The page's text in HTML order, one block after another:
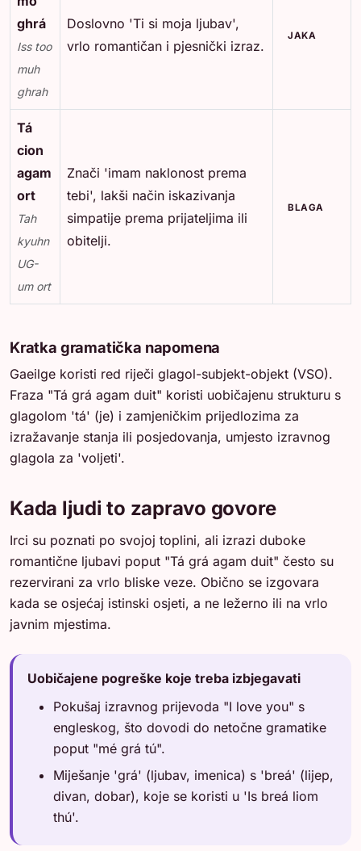
ghrá
Iss too
muh
ghrah
Doslovno 'Ti si moja ljubav',
vrlo romantičan i pjesnički izraz.
JAKA
Tá
cion
agam
ort
Tah
kyuhn
UG-
um ort
Znači 'imam naklonost prema
tebi', lakši način iskazivanja
simpatije prema prijateljima ili
obitelji.
BLAGA
Kratka gramatička napomena
Gaeilge koristi red riječi glagol-subjekt-objekt (VSO).
Fraza "Tá grá agam duit" koristi uobičajenu strukturu s
glagolom 'tá' (je) i zamjeničkim prijedlozima za
izražavanje stanja ili posjedovanja, umjesto izravnog
glagola za 'voljeti'.
Kada ljudi to zapravo govore
Irci su poznati po svojoj toplini, ali izrazi duboke
romantične ljubavi poput "Tá grá agam duit" često su
rezervirani za vrlo bliske veze. Obično se izgovara
kada se osjećaj istinski osjeti, a ne ležerno ili na vrlo
javnim mjestima.
Uobičajene pogreške koje treba izbjegavati
Pokušaj izravnog prijevoda "I love you" s
engleskog, što dovodi do netočne gramatike
poput "mé grá tú".
Miješanje 'grá' (ljubav, imenica) s 'breá' (lijep,
divan, dobar), koje se koristi u 'Is breá liom
thú'.